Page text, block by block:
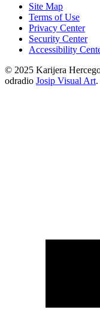
Site Map
Terms of Use
Privacy Center
Security Center
Accessibility
© 2025 Karijera
odradio Josip Visual Art.